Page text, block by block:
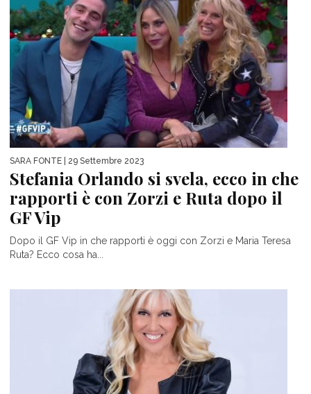
SARA FONTE | 29 Settembre 2023
Stefania Orlando si svela, ecco in che
rapporti è con Zorzi e Ruta dopo il
GF Vip
Dopo il GF Vip in che rapporti è oggi con Zorzi e Maria Teresa
Ruta? Ecco cosa ha...